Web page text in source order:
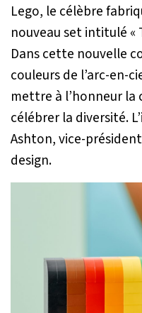
Lego, le célèbre
nouveau set intitulé «
Dans cette nouvelle
couleurs de l’arc-en-
mettre à l’honneur la
célébrer la diversité.
Ashton, vice-
design.